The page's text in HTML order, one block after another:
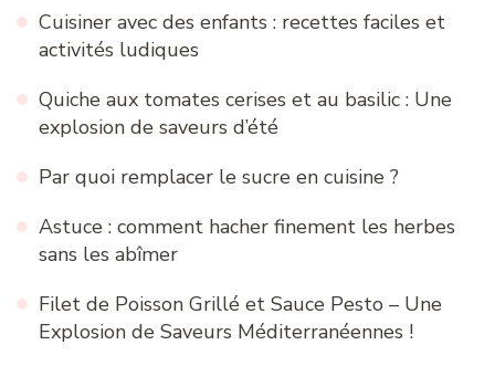
Cuisiner avec des enfants : recettes faciles et
activités ludiques
Quiche aux tomates cerises et au basilic : Une
explosion de saveurs d’été
Par quoi remplacer le sucre en cuisine ?
Astuce : comment hacher finement les herbes
sans les abîmer
Filet de Poisson Grillé et Sauce Pesto – Une
Explosion de Saveurs Méditerranéennes !